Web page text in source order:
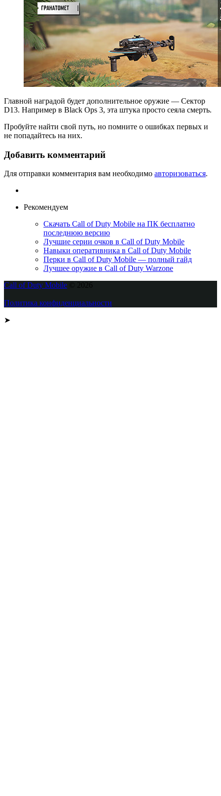
Главной наградой будет дополнительное оружие — Сектор
D13. Например в Black Ops 3, эта штука просто сеяла смерть.
Пробуйте найти свой путь, но помните о ошибках первых и
не попадайтесь на них.
Добавить комментарий
Для отправки комментария вам необходимо авторизоваться.
Рекомендуем
Скачать Call of Duty Mobile на ПК бесплатно
последнюю версию
Лучшие серии очков в Call of Duty Mobile
Навыки оперативника в Call of Duty Mobile
Перки в Call of Duty Mobile — полный гайд
Лучшее оружие в Call of Duty Warzone
Call of Duty Mobile © 2026
Политика конфиденциальности
➤